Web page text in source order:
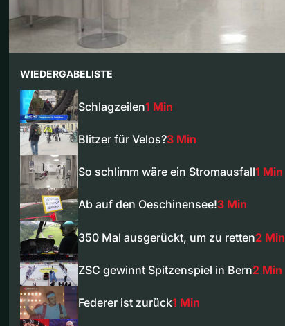
WIEDERGABELISTE
Schlagzeilen1 Min
Blitzer für Velos?3 Min
So schlimm wäre ein Stromausfall1 Min
Ab auf den Oeschinensee!3 Min
350 Mal ausgerückt, um zu retten2 Min
ZSC gewinnt Spitzenspiel in Bern2 Min
Federer ist zurück1 Min